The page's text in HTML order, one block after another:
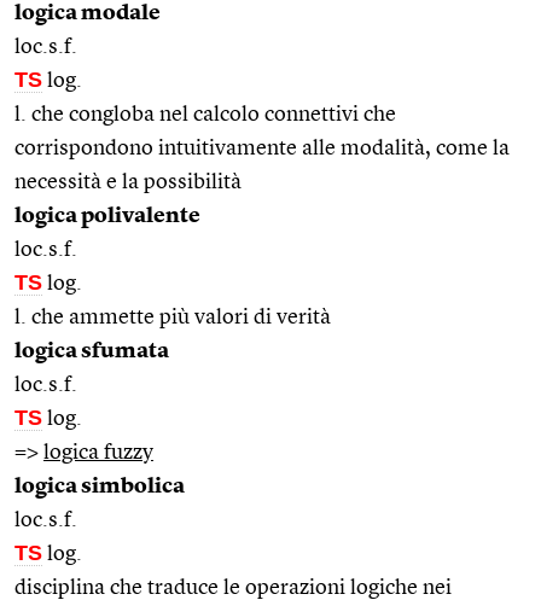
logica modale
loc.s.f.
TS log.
l. che congloba nel calcolo connettivi che
corrispondono intuitivamente alle modalità, come la
necessità e la possibilità
logica polivalente
loc.s.f.
TS log.
l. che ammette più valori di verità
logica sfumata
loc.s.f.
TS log.
=> logica fuzzy
logica simbolica
loc.s.f.
TS log.
disciplina che traduce le operazioni logiche nei